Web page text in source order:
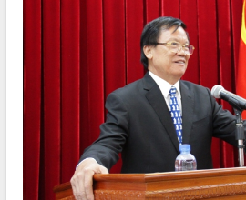
VIDEO
Lễ truy tặng danh hiệu “Bà Mẹ Việt
Nam Anh hùng” và trao Huân chương
Lao động